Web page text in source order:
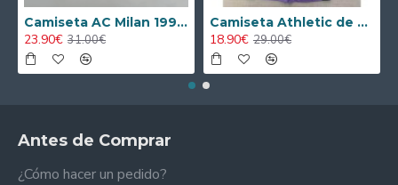
Camiseta AC Milan 1995/1996 Local Retro
23.90€ 31.00€
Camiseta Athletic de Bilbao 2024/2025 Alternativo Niño Kit
18.90€ 29.00€
Antes de Comprar
¿Cómo hacer un pedido?